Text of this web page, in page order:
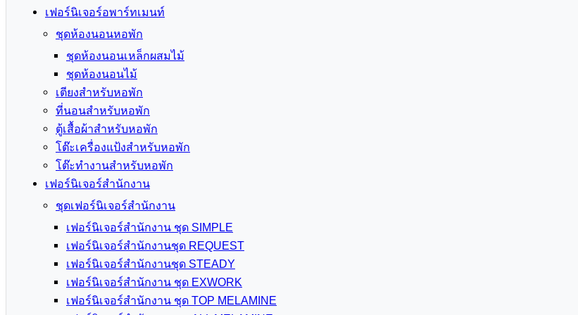
เฟอร์นิเจอร์อพาร์ทเมนท์
ชุดห้องนอนหอพัก
ชุดห้องนอนเหล็กผสมไม้
ชุดห้องนอนไม้
เตียงสำหรับหอพัก
ที่นอนสำหรับหอพัก
ตู้เสื้อผ้าสำหรับหอพัก
โต๊ะเครื่องแป้งสำหรับหอพัก
โต๊ะทำงานสำหรับหอพัก
เฟอร์นิเจอร์สำนักงาน
ชุดเฟอร์นิเจอร์สำนักงาน
เฟอร์นิเจอร์สำนักงาน ชุด SIMPLE
เฟอร์นิเจอร์สำนักงานชุด REQUEST
เฟอร์นิเจอร์สำนักงานชุด STEADY
เฟอร์นิเจอร์สำนักงาน ชุด EXWORK
เฟอร์นิเจอร์สำนักงาน ชุด TOP MELAMINE